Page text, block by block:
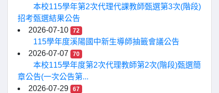
本校115學年第2次代理代課教師甄選第3次(階段)
招考甄選結果公告
2026-07-10
72
115學年度溪陽國中新生導師抽籤會議公告
2026-07-07
70
本校115學年度第2次代理教師第2次(階段)甄選簡
章公告(一次公告第...
2026-07-29
67